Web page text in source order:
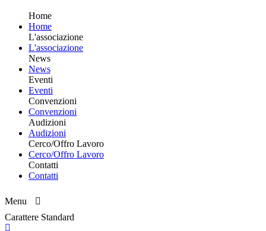
Home
Home
L'associazione
L'associazione
News
News
Eventi
Eventi
Convenzioni
Convenzioni
Audizioni
Audizioni
Cerco/Offro Lavoro
Cerco/Offro Lavoro
Contatti
Contatti
Menu
Carattere Standard